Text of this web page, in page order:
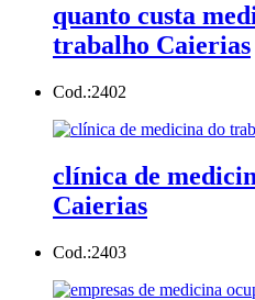
quanto custa
trabalho Caierias
Cod.:2402
clínica de
Caierias
Cod.:2403